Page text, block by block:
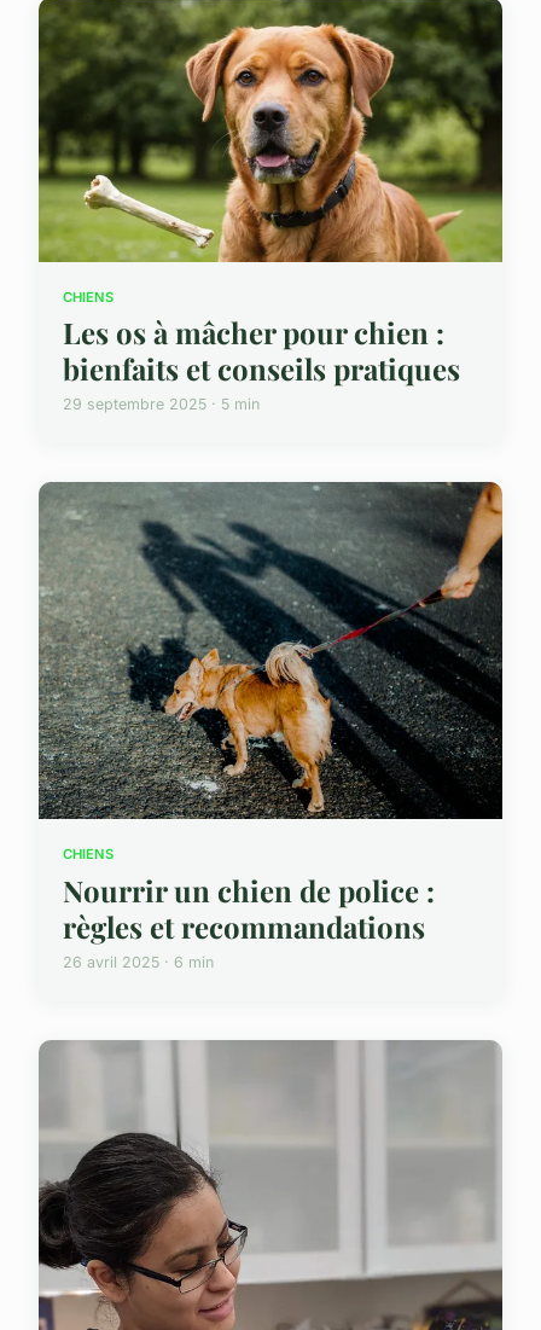
CHIENS
Les os à mâcher pour chien :
bienfaits et conseils pratiques
29 septembre 2025 · 5 min
CHIENS
Nourrir un chien de police :
règles et recommandations
26 avril 2025 · 6 min